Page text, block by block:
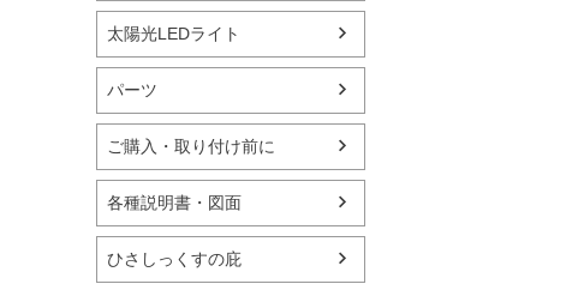
太陽光LEDライト
パーツ
ご購入・取り付け前に
各種説明書・図面
ひさしっくすの庇